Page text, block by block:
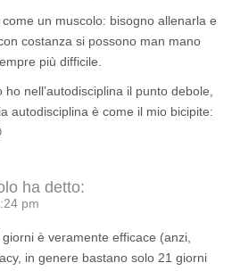
come un muscolo: bisogno allenarla e
costanza si possono man mano
più difficile.
ho nell’autodisciplina il punto debole,
autodisciplina è come il mio bicipite:
ha detto:
pm
è veramente efficace (anzi,
in genere bastano solo 21 giorni